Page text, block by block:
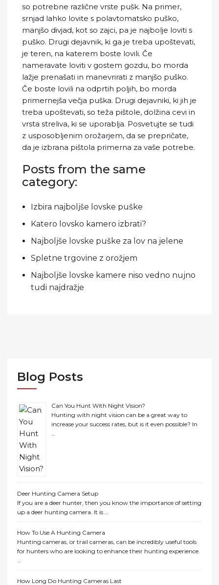
so potrebne različne vrste pušk. Na primer,
srnjad lahko lovite s polavtomatsko puško,
manjšo divjad, kot so zajci, pa je najbolje loviti s
puško. Drugi dejavnik, ki ga je treba upoštevati,
je teren, na katerem boste lovili. Če
nameravate loviti v gostem gozdu, bo morda
lažje prenašati in manevrirati z manjšo puško.
Če boste lovili na odprtih poljih, bo morda
primernejša večja puška. Drugi dejavniki, ki jih je
treba upoštevati, so teža pištole, dolžina cevi in
vrsta streliva, ki se uporablja. Posvetujte se tudi
z usposobljenim orožarjem, da se prepričate,
da je izbrana pištola primerna za vaše potrebe.
Posts from the same
category:
Izbira najboljše lovske puške
Katero lovsko kamero izbrati?
Najboljše lovske puške za lov na jelene
Spletne trgovine z orožjem
Najboljše lovske kamere niso vedno nujno
tudi najdražje
Blog Posts
Can You Hunt With Night Vision?
Hunting with night vision can be a great way to
increase your success rates, but is it even possible? In
…
Deer Hunting Camera Setup
If you are a deer hunter, then you know the importance of setting
up a deer hunting camera. It is …
How To Use A Hunting Camera
Hunting cameras, or trail cameras, can be incredibly useful tools
for hunters who are looking to enhance their hunting experience.
…
How Long Do Hunting Cameras Last